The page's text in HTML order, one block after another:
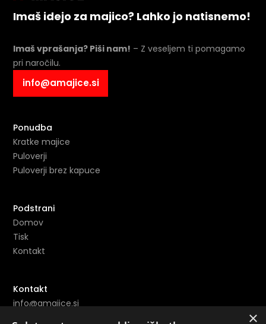
Imaš idejo za majico? Lahko jo natisnemo!
Imaš vprašanja? Piši nam! – Z veseljem ti pomagamo
pri naročilu.
info@amajice.si
Ponudba
Kratke majice
Puloverji
Puloverji brez kapuce
Podstrani
Domov
Tisk
Kontakt
Kontakt
info@amajice.si
×